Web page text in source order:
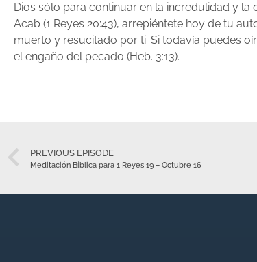
Dios sólo para continuar en la incredulidad y
Acab (1 Reyes 20:43), arrepiéntete hoy de tu
muerto y resucitado por ti. Si todavía puedes
el engaño del pecado (Heb. 3:13).
PREVIOUS EPISODE
Meditación Bíblica para 1 Reyes 19 – Octubre 16